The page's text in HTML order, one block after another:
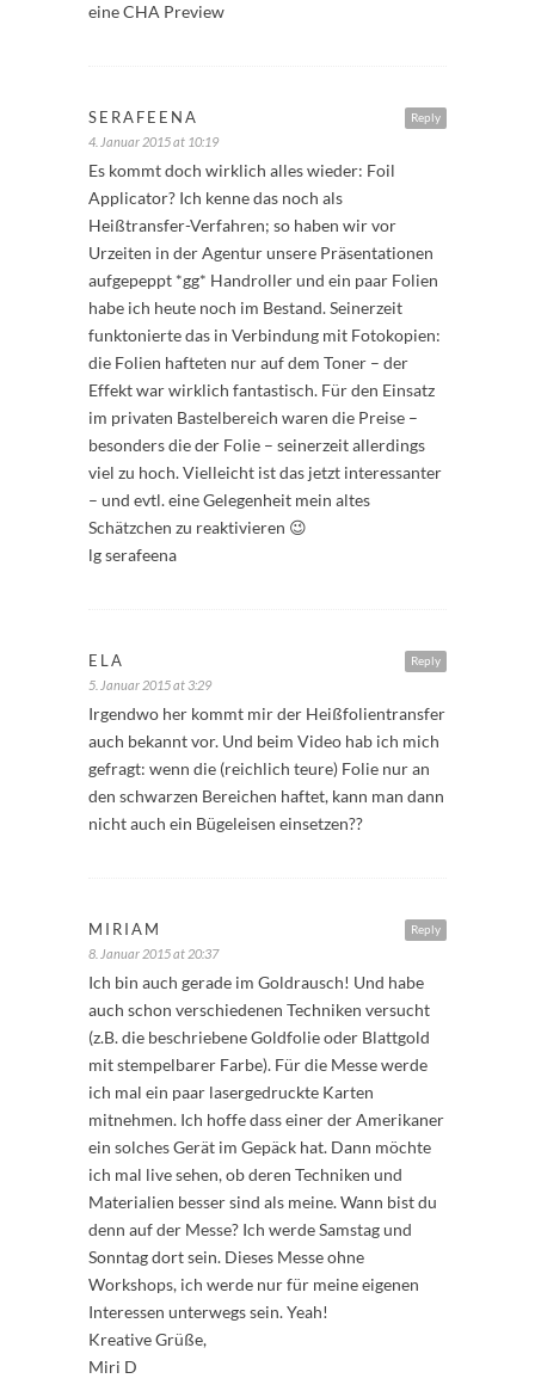
eine CHA Preview
Reply
SERAFEENA
4. Januar 2015 at 10:19
Es kommt doch wirklich alles wieder: Foil
Applicator? Ich kenne das noch als
Heißtransfer-Verfahren; so haben wir vor
Urzeiten in der Agentur unsere Präsentationen
aufgepeppt *gg* Handroller und ein paar Folien
habe ich heute noch im Bestand. Seinerzeit
funktonierte das in Verbindung mit Fotokopien:
die Folien hafteten nur auf dem Toner – der
Effekt war wirklich fantastisch. Für den Einsatz
im privaten Bastelbereich waren die Preise –
besonders die der Folie – seinerzeit allerdings
viel zu hoch. Vielleicht ist das jetzt interessanter
– und evtl. eine Gelegenheit mein altes
Schätzchen zu reaktivieren 😉
lg serafeena
Reply
ELA
5. Januar 2015 at 3:29
Irgendwo her kommt mir der Heißfolientransfer
auch bekannt vor. Und beim Video hab ich mich
gefragt: wenn die (reichlich teure) Folie nur an
den schwarzen Bereichen haftet, kann man dann
nicht auch ein Bügeleisen einsetzen??
Reply
MIRIAM
8. Januar 2015 at 20:37
Ich bin auch gerade im Goldrausch! Und habe
auch schon verschiedenen Techniken versucht
(z.B. die beschriebene Goldfolie oder Blattgold
mit stempelbarer Farbe). Für die Messe werde
ich mal ein paar lasergedruckte Karten
mitnehmen. Ich hoffe dass einer der Amerikaner
ein solches Gerät im Gepäck hat. Dann möchte
ich mal live sehen, ob deren Techniken und
Materialien besser sind als meine. Wann bist du
denn auf der Messe? Ich werde Samstag und
Sonntag dort sein. Dieses Messe ohne
Workshops, ich werde nur für meine eigenen
Interessen unterwegs sein. Yeah!
Kreative Grüße,
Miri D